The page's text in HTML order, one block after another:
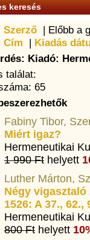
keresés
Szerző | Előbb a
Cím | Kiadás
Kiadó:
találat:
65
Fabiny Tibor,
Miért igaz?
Hermeneutikai
1 990 Ft helyett
Luther Márton,
Négy
1526: A 37.,
Hermeneutikai
800 Ft helyett